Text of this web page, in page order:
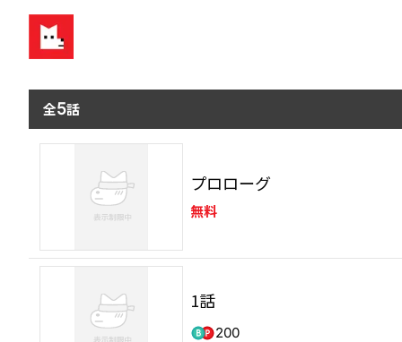
全5話
プロローグ
無料
1話
200